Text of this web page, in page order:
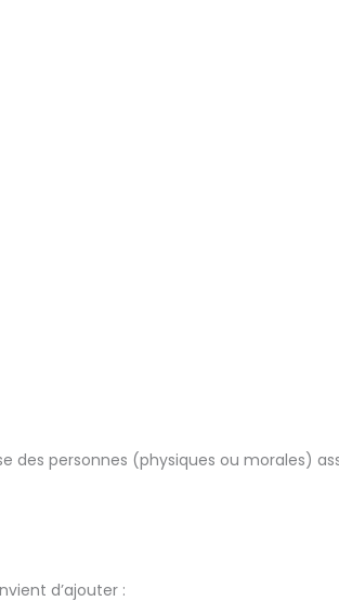
des personnes (physiques ou morales)
d’ajouter :